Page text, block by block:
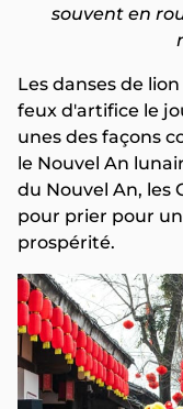
souvent en
Les danses de
feux d'artifice le
unes des façons
le Nouvel An
du Nouvel An, les
pour prier pour
prospérité.